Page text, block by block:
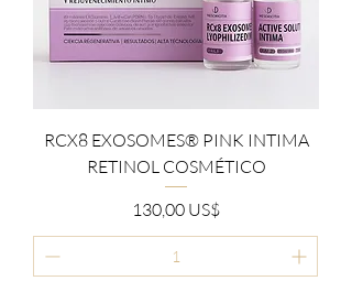
RCX8 EXOSOMES® PINK INTIMA
RETINOL COSMÉTICO
Precio
130,00 US$